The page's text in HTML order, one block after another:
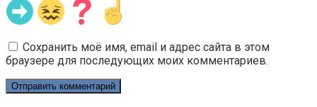
Сохранить моё имя, email и адрес сайта в этом
браузере для последующих моих комментариев.